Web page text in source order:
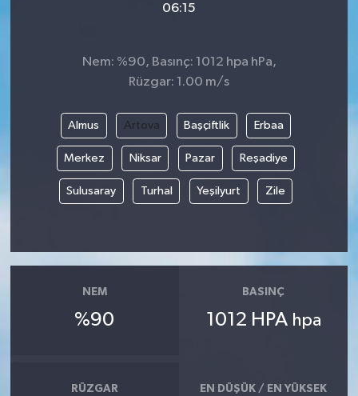
06:15
Nem: %90, Basınç: 1012 hpa hPa,
Rüzgar: 1.00 m/s
Almus Artova Başçiftlik Erbaa
Merkez Niksar Pazar Reşadiye
Sulusaray Turhal Yeşilyurt Zile
NEM
%90
BASINÇ
1012 HPA hpa
RÜZGAR EN DÜŞÜK / EN YÜKSEK